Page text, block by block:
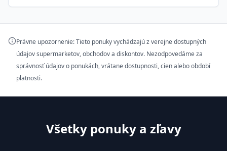
Právne upozornenie: Tieto ponuky vychádzajú z verejne dostupných
údajov supermarketov, obchodov a diskontov. Nezodpovedáme za
správnosť údajov o ponukách, vrátane dostupnosti, cien alebo období
platnosti.
Všetky ponuky a zľavy